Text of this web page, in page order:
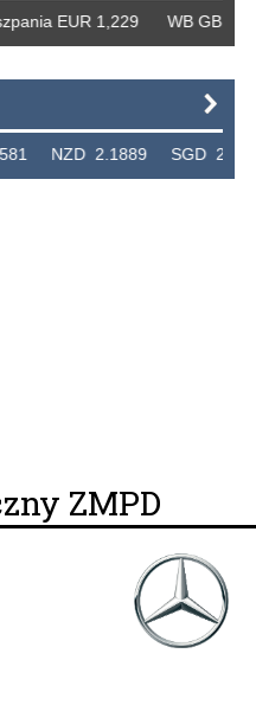
1,229 WB GBP 1,318
2.1889 SGD 2.9048
ZMPD